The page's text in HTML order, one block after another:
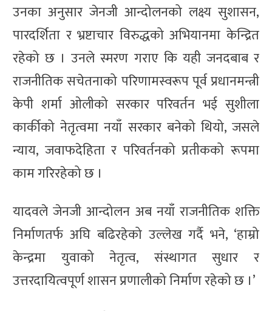
उनका अनुसार जेनजी आन्दोलनको लक्ष्य सुशासन,
पारदर्शिता र भ्रष्टाचार विरुद्धको अभियानमा केन्द्रित
रहेको छ । उनले स्मरण गराए कि यही जनदबाब र
राजनीतिक सचेतनाको परिणामस्वरूप पूर्व प्रधानमन्त्री
केपी शर्मा ओलीको सरकार परिवर्तन भई सुशीला
कार्कीको नेतृत्वमा नयाँ सरकार बनेको थियो, जसले
न्याय, जवाफदेहिता र परिवर्तनको प्रतीकको रूपमा
काम गरिरहेको छ ।
यादवले जेनजी आन्दोलन अब नयाँ राजनीतिक शक्ति
निर्माणतर्फ अघि बढिरहेको उल्लेख गर्दै भने, ‘हाम्रो
केन्द्रमा युवाको नेतृत्व, संस्थागत सुधार र
उत्तरदायित्वपूर्ण शासन प्रणालीको निर्माण रहेको छ ।’